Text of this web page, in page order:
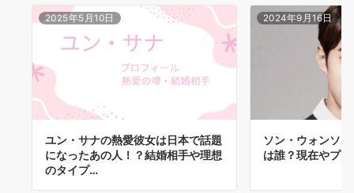
2025年5月10日
ユン・サナの熱愛彼女は日本で話題
になったあの人！？結婚相手や理想
のタイプ…
2024年9月16日
ソン・ウォンソ
は誰？現在やプ